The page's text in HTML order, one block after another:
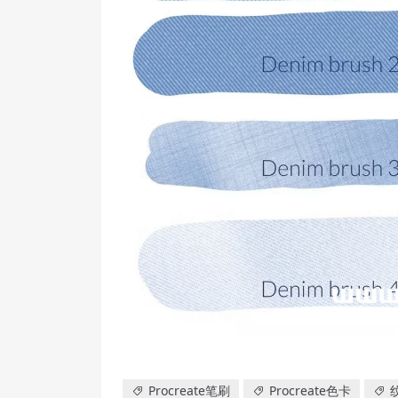
Procreate笔刷 Procreate色卡